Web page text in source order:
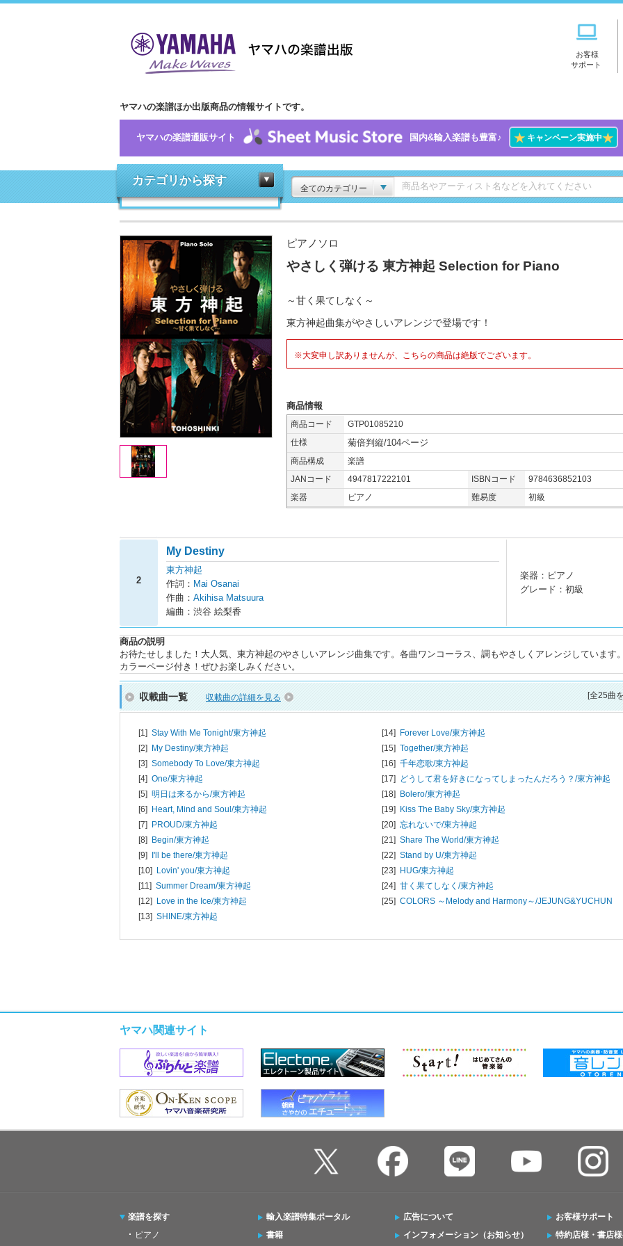
お客様
サポート
ヤマハの楽譜ほか出版商品の情報サイトです。
ヤマハの楽譜通販サイト 国内&輸入楽譜も豊富♪ ★キャンペーン実施中★
カテゴリから探す
全てのカテゴリー
ピアノソロ
やさしく弾ける 東方神起 Selection for Piano
～甘く果てしなく～
東方神起曲集がやさしいアレンジで登場です！
※大変申し訳ありませんが、こちらの商品は絶版でございます。
商品情報
商品コード
GTP01085210
仕様
菊倍判縦/104ページ
商品構成
楽譜
JANコード
4947817222101 ISBNコード
9784636852103
楽器
ピアノ 難易度 初級
2
My Destiny
東方神起
作詞： Mai Osanai
作曲： Akihisa Matsuura
編曲：渋谷 絵梨香
楽器：ピアノ
グレード：初級
商品の説明
お待たせしました！大人気、東方神起のやさしいアレンジ曲集です。各曲ワンコーラス、調もやさしくアレンジしています
カラーページ付き！ぜひお楽しみください。
収載曲一覧 収載曲の詳細を見る [全25曲
[1] Stay With Me Tonight/東方神起
[2] My Destiny/東方神起
[3] Somebody To Love/東方神起
[4] One/東方神起
[5] 明日は来るから/東方神起
[6] Heart, Mind and Soul/東方神起
[7] PROUD/東方神起
[8] Begin/東方神起
[9] I'll be there/東方神起
[10] Lovin' you/東方神起
[11] Summer Dream/東方神起
[12] Love in the Ice/東方神起
[13] SHINE/東方神起
[14] Forever Love/東方神起
[15] Together/東方神起
[16] 千年恋歌/東方神起
[17] どうして君を好きになってしまったんだろう？/東方神起
[18] Bolero/東方神起
[19] Kiss The Baby Sky/東方神起
[20] 忘れないで/東方神起
[21] Share The World/東方神起
[22] Stand by U/東方神起
[23] HUG/東方神起
[24] 甘く果てしなく/東方神起
[25] COLORS ～Melody and Harmony～/JEJUNG&YUCHUN
ヤマハ関連サイト
楽譜を探す
ピアノ
輸入楽譜特集ポータル
書籍
広告について
インフォメーション（お知らせ）
お客様サポート
特約店様・書店